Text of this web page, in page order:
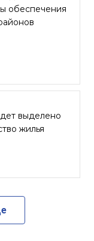
обеспечения
выделено
жилья